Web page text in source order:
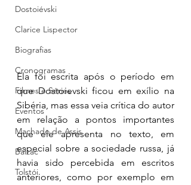
Dostoiévski
Clarice Lispector
Biografias
Cronogramas
Filmes e Séries
Eventos
Machado de Assis
Balzac
Tolstói
Ela foi escrita após o período em
que Dostoievski ficou em exílio na
Sibéria, mas essa veia crítica do autor
em relação a pontos importantes
que ele apresenta no texto, em
especial sobre a sociedade russa, já
havia sido percebida em escritos
anteriores, como por exemplo em